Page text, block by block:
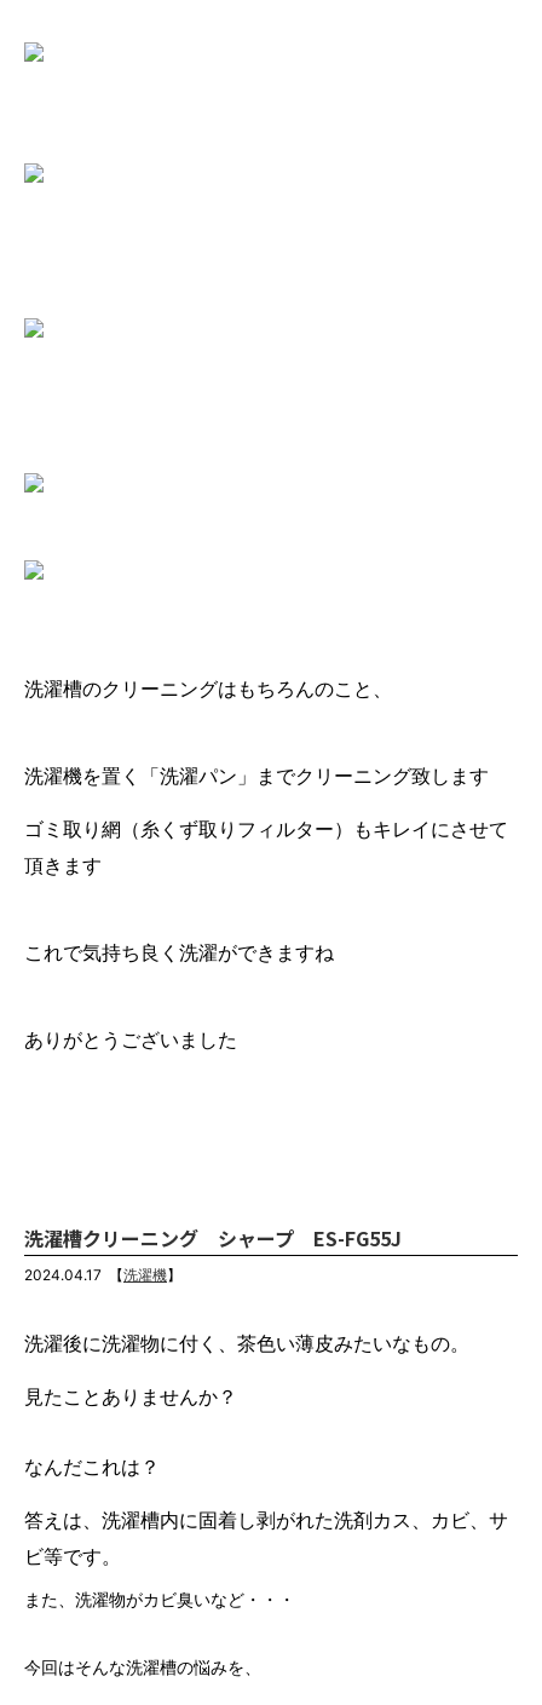
洗濯槽のクリーニングはもちろんのこと、
洗濯機を置く「洗濯パン」までクリーニング致します
ゴミ取り網（糸くず取りフィルター）もキレイにさせて
頂きます
これで気持ち良く洗濯ができますね
ありがとうございました
洗濯槽クリーニング シャープ ES-FG55J
2024.04.17 【洗濯機】
洗濯後に洗濯物に付く、茶色い薄皮みたいなもの。
見たことありませんか？
なんだこれは ？
答えは、洗濯槽内に固着し剥がれた洗剤カス、カビ、サ
ビ等です。
また、洗濯物がカビ臭いなど・・・
今回はそんな洗濯槽の悩みを、